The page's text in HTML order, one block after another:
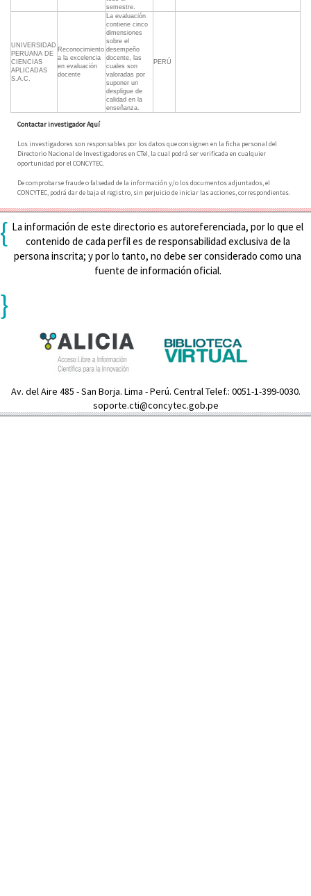
semestre.
UNIVERSIDAD
PERUANA DE
CIENCIAS
APLICADAS
S.A.C.
Reconocimiento
a la excelencia
en evaluación
docente
La evaluación
contiene cinco
dimensiones
sobre el
desempeño
docente, las
cuales son
valoradas por
suponer un
despligue de
calidad en la
enseñanza.
PERÚ
Contactar investigador Aquí
Los investigadores son responsables por los datos que consignen en la ficha personal del
Directorio Nacional de Investigadores en CTeI, la cual podrá ser verificada en cualquier
oportunidad por el CONCYTEC.
De comprobarse fraude o falsedad de la información y/o los documentos adjuntados, el
CONCYTEC, podrá dar de baja el registro, sin perjuicio de iniciar las acciones, correspondientes.
{ La información de este directorio es autoreferenciada, por lo que el
contenido de cada perfil es de responsabilidad exclusiva de la
persona inscrita; y por lo tanto, no debe ser considerado como una
fuente de información oficial.
}
Av. del Aire 485 - San Borja. Lima - Perú. Central Telef.: 0051-1-399-0030.
soporte.cti@concytec.gob.pe